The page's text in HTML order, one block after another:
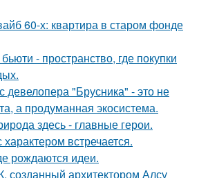
60-х: квартира в старом фонде
- пространство, где покупки
девелопера "Брусника" - это не
а продуманная экосистема.
здесь - главные герои.
встречается.
рождаются идеи.
архитектором Алсу